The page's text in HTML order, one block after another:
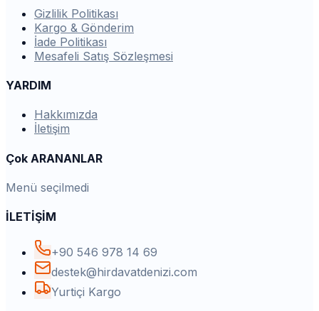
Gizlilik Politikası
Kargo & Gönderim
İade Politikası
Mesafeli Satış Sözleşmesi
YARDIM
Hakkımızda
İletişim
Çok ARANANLAR
Menü seçilmedi
İLETİŞİM
+90 546 978 14 69
destek@hirdavatdenizi.com
Yurtiçi Kargo